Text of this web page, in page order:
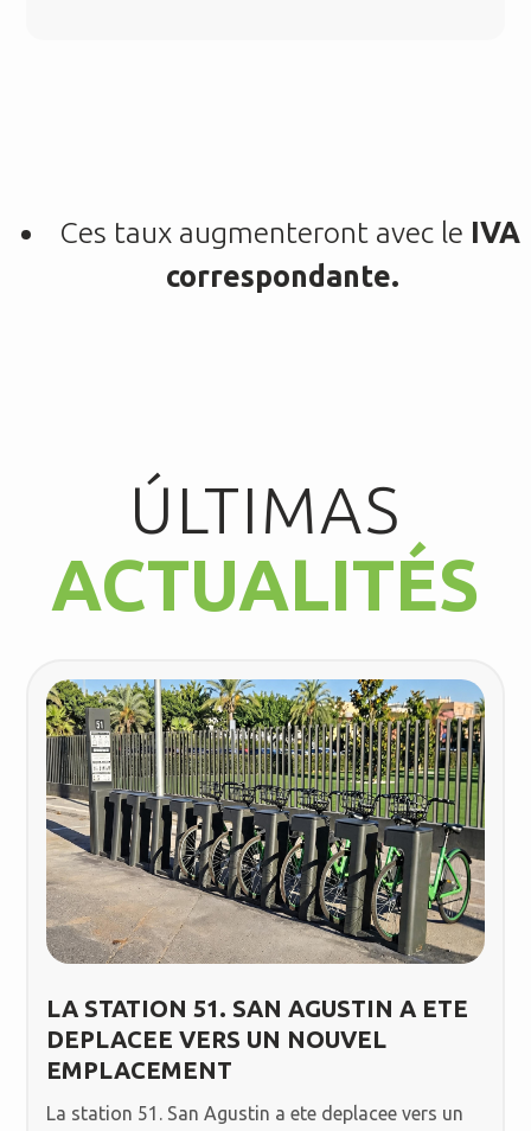
Ces taux augmenteront avec le IVA
correspondante.
ÚLTIMAS
ACTUALITÉS
LA STATION 51. SAN AGUSTIN A ETE
DEPLACEE VERS UN NOUVEL
EMPLACEMENT
La station 51. San Agustin a ete deplacee vers un